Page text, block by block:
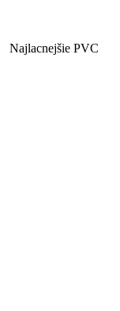
Najlacnejšie PVC